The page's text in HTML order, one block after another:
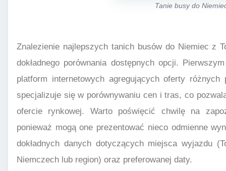
Tanie busy do
Znalezienie najlepszych tanich busów do Niemiec z
dokładnego porównania dostępnych opcji.
platform internetowych agregujących oferty
specjalizuje się w porównywaniu cen i tras, co
ofercie rynkowej. Warto poświęcić chwilę na
ponieważ mogą one prezentować nieco odmienne
dokładnych danych dotyczących miejsca wyjazdu
Niemczech lub region) oraz preferowanej daty.